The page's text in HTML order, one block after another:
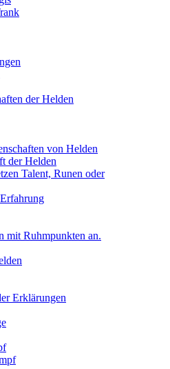
der Helden
von Helden
der Helden
Talent, Runen oder
mit Ruhmpunkten an.
Erklärungen